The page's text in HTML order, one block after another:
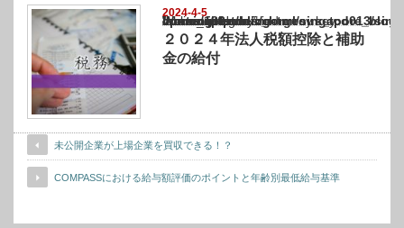
2024-4-5
Warning
: Undefined array key "show_category" in
/home/netst/kuno-cpa.co.jp/public_html/singapore_blog/wp-content/themes/
on line183
２０２４年法人税額控除と補助
金の給付
未公開企業が上場企業を買収できる！？
COMPASSにおける給与額評価のポイントと年齢別最低給与基準